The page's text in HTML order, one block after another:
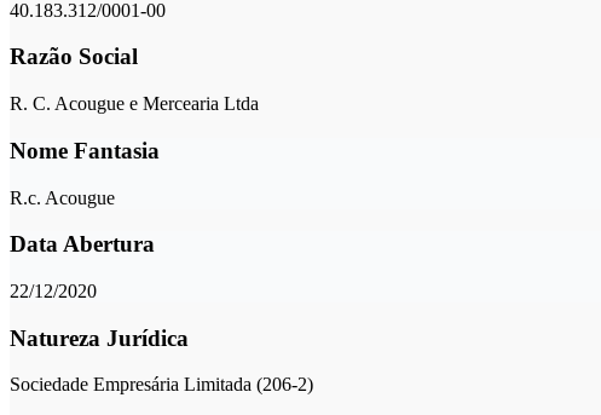
40.183.312/0001-00
Razão Social
R. C. Acougue e Mercearia Ltda
Nome Fantasia
R.c. Acougue
Data Abertura
22/12/2020
Natureza Jurídica
Sociedade Empresária Limitada (206-2)